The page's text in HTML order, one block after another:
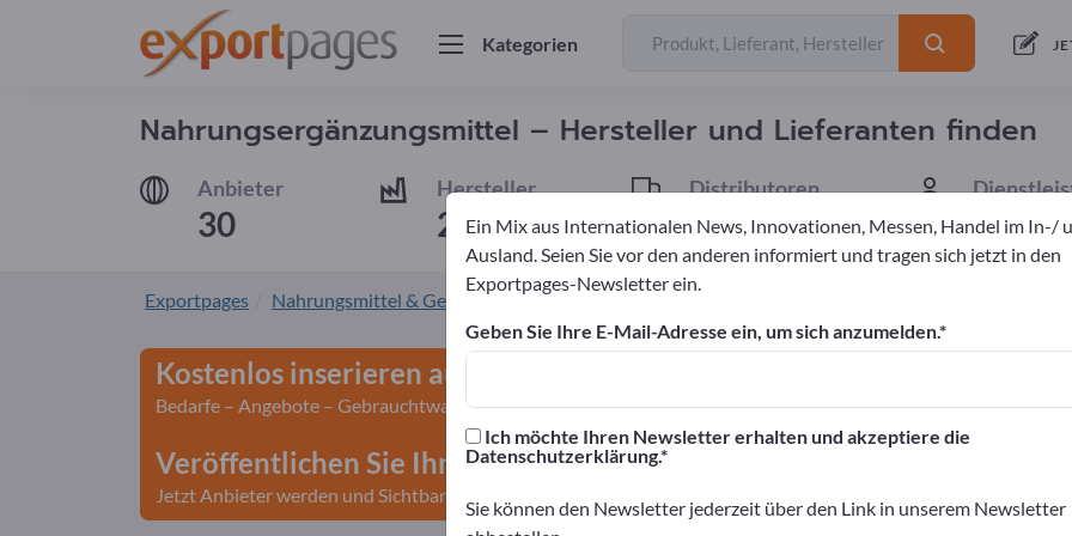
Kategorien
Nahrungsergänzungsmittel – Hersteller und Lieferanten finden
Anbieter
30
Hersteller
25
Distributoren
4 1
30
Hersteller
Exportpages Nahrungsmittel & Getränke Nahrungsergänzungsmittel
Kostenlos inserieren auf Exportpages!
Bedarfe – Angebote – Gebrauchtwaren – Geschäftskontakte>> hier starten
Veröffentlichen Sie Ihr Unternehmen und Ihre Produkte auf
Jetzt Anbieter werden und Sichtbarkeit gewinnen>> hier veröffentlichen
Ein Mix aus Internationalen News, Innovationen, Messen, Handel im In-/
Ausland. Seien Sie vor den anderen informiert und tragen sich jetzt in den
Exportpages-Newsletter ein.
Geben Sie Ihre E-Mail-Adresse ein, um sich anzumelden.
Ich möchte Ihren Newsletter erhalten und akzeptiere die
Datenschutzerklärung.
Sie können den Newsletter jederzeit über den Link in unserem Newsletter